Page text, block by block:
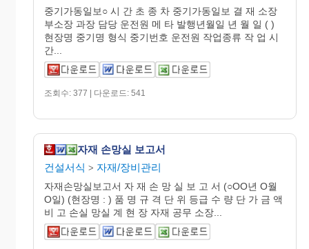
중기가동일보○ 시 간 초 종 차 중기가동일보 결 재 소장
부소장 과장 담당 운전원 메 타 발행년월일 년 월 일 ( )
현장명 중기명 형식 중기번호 운전원 작업종류 작 업 시
간...
조회수: 377 | 다운로드: 541
자재 손망실 보고서
건설서식 > 자재/장비관리
자재손망실보고서 자 재 손 망 실 보 고 서 (○OO년 O월
O일) (현장명 : ) 품 명 규 격 단 위 등급 수 량 단 가 금 액
비 고 손실 망실 계 현 장 자재 공무 소장...